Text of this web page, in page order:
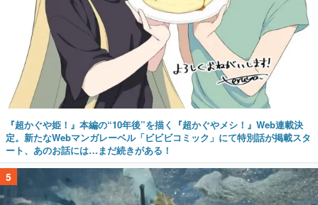
『超かぐや姫！』本編の“10年後”を描く『超かぐやメシ！』Web連載決
定。新たなWebマンガレーベル「ビビビコミック」にて特別話が掲載スタ
ート、あのお話には…まだ続きがある！
5